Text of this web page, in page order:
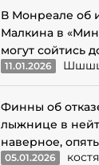
В Монреале об
Малкина в
могут сойтись
11.01.2026
Финны об
лыжнице в
наверное,
05.01.2026